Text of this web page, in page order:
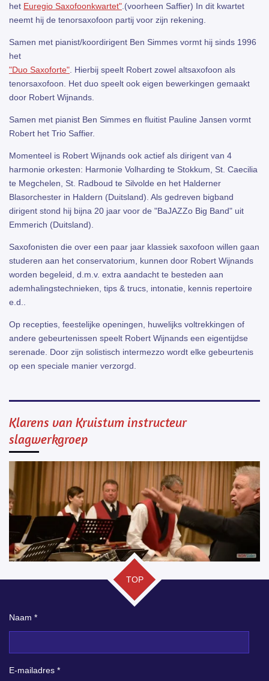
het Euregio Saxofoonkwartet" .(voorheen Saffier) In dit kwartet
neemt hij de tenorsaxofoon partij voor zijn rekening.
Samen met pianist/koordirigent Ben Simmes vormt hij sinds 1996
het
"Duo Saxoforte" . Hierbij speelt Robert zowel altsaxofoon als
tenorsaxofoon. Het duo speelt ook eigen bewerkingen gemaakt
door Robert Wijnands.
Samen met pianist Ben Simmes en fluitist Pauline Jansen vormt
Robert het Trio Saffier.
Momenteel is Robert Wijnands ook actief als dirigent van 4
harmonie orkesten: Harmonie Volharding te Stokkum, St. Caecilia
te Megchelen, St. Radboud te Silvolde en het Halderner
Blasorchester in Haldern (Duitsland). Als gedreven bigband
dirigent stond hij bijna 20 jaar voor de "BaJAZZo Big Band" uit
Emmerich (Duitsland).
Saxofonisten die over een paar jaar klassiek saxofoon willen gaan
studeren aan het conservatorium, kunnen door Robert Wijnands
worden begeleid, d.m.v. extra aandacht te besteden aan
ademhalingstechnieken, tips & trucs, intonatie, kennis repertoire
e.d..
Op recepties, feestelijke openingen, huwelijks voltrekkingen of
andere gebeurtenissen speelt Robert Wijnands een eigentijdse
serenade. Door zijn solistisch intermezzo wordt elke gebeurtenis
op een speciale manier verzorgd.
Klarens van Kruistum instructeur
slagwerkgroep
TOP
Naam *
E-mailadres *